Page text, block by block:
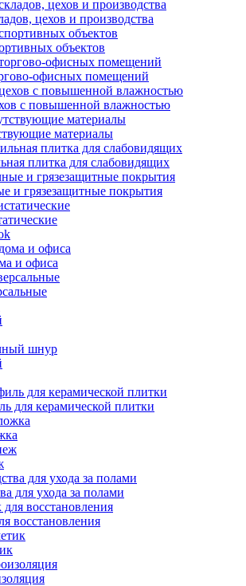
цехов и производства
объектов
офисных помещений
с повышенной влажностью
материалы
плитка для слабовидящих
и грязезащитные покрытия
и офиса
шнур
для керамической плитки
для ухода за полами
восстановления